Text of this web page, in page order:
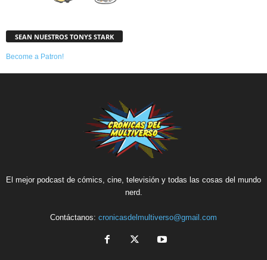
SEAN NUESTROS TONYS STARK
Become a Patron!
El mejor podcast de cómics, cine, televisión y todas las cosas del mundo
nerd.
Contáctanos: cronicasdelmultiverso@gmail.com